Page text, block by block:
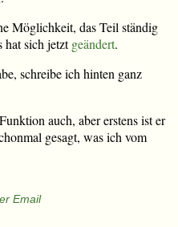
Möglichkeit, das Teil ständig
hat sich jetztgeändert.
schreibe ich hinten ganz
auch, aber erstens ist er
gesagt, was ich vom
Email